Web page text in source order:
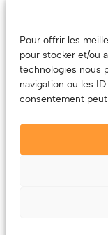
Pour offrir les
pour stocker et/ou
technologies nous
navigation ou les
consentement